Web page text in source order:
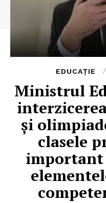
EDUCAȚIE
Ministrul
și
clasele
important